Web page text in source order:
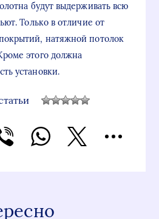
будут выдерживать всю
Только в отличие от
натяжной потолок
этого должна
установки.